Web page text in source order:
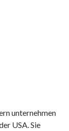
unternehmen
USA. Sie